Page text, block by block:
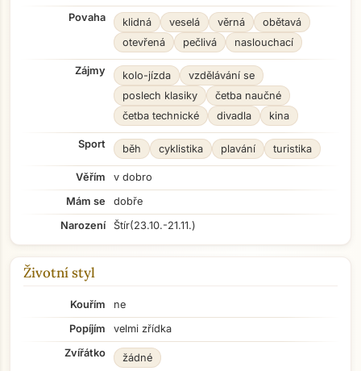
Povaha klidná veselá věrná
obětavá
otevřená
pečlivá naslouchací
Zájmy kolo-jízda
vzdělávání se
poslech klasiky
četba naučné
četba technické
divadla kina
Sport běh cyklistika plavání turistika
Věřím
v dobro
Mám se
dobře
Narození
Štír(23.10.-21.11.)
Životní styl
Kouřím
ne
Popíjím
velmi zřídka
Zvířátko
žádné